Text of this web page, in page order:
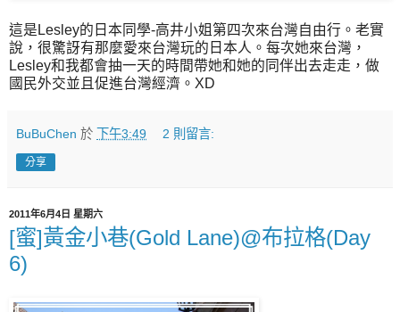
這是Lesley的日本同學-高井小姐第四次來台灣自由行。老實
說，很驚訝有那麼愛來台灣玩的日本人。每次她來台灣，
Lesley和我都會抽一天的時間帶她和她的同伴出去走走，做
國民外交並且促進台灣經濟。XD
BuBuChen 於 下午3:49 2 則留言:
分享
2011年6月4日 星期六
[蜜]黃金小巷(Gold Lane)@布拉格(Day
6)